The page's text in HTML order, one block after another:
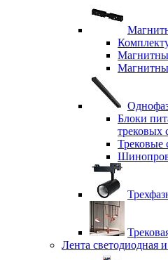
Блоки
трековых
Трековые
Лента светодиодная